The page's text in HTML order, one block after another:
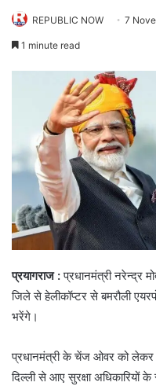
REPUBLIC NOW 7
1 minute read
प्रयागराज :प्रधानमंत्री नरेन्द्र
जिले से हेलीकॉप्टर से बमरौली
भरेंगे।
प्रधानमंत्री के चेंज ओवर को लेकर
दिल्ली से आए सुरक्षा अधिकारियों के